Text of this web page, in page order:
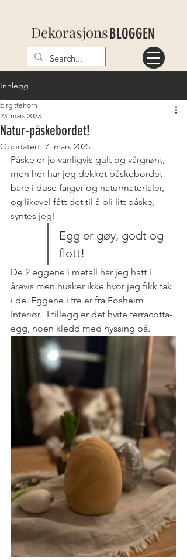
DekorasjonsBLOGGEN
Innlegg
Natur-påskebordet!
birgittehorn
23. mars 2023
Oppdatert: 7. mars 2025
Påske er jo vanligvis gult og vårgrønt,
men her har jeg dekket påskebordet
bare i duse farger og naturmaterialer,
og likevel fått det til å bli litt påske,
syntes jeg!
Egg er gøy, godt og
flott!
De 2 eggene i metall har jeg hatt i
årevis men husker ikke hvor jeg fikk tak
i de. Eggene i tre er fra Fosheim
Interiør.  I tillegg er det hvite terracotta-
egg, noen kledd med hyssing på.